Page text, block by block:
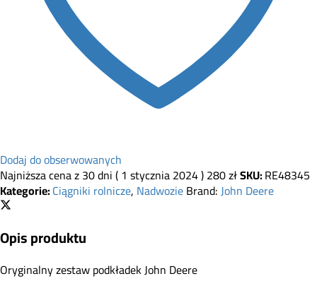
Dodaj do obserwowanych
Najniższa cena z 30 dni (1 stycznia 2024)280złSKU:RE48345
Kategorie:Ciągniki rolnicze, NadwozieBrand:John Deere
Opis produktu
Oryginalny zestaw podkładek John Deere